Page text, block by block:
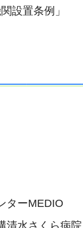
設置条例」
ターMEDIO